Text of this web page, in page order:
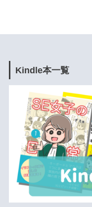
Kindle本一覧